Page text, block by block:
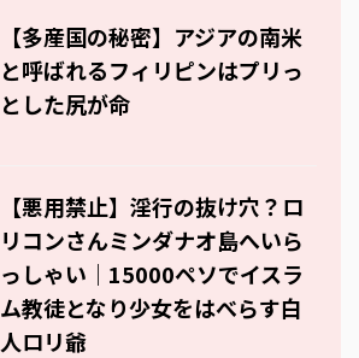
【多産国の秘密】アジアの南米
と呼ばれるフィリピンはプリっ
とした尻が命
【悪用禁止】淫行の抜け穴？ロ
リコンさんミンダナオ島へいら
っしゃい｜15000ペソでイスラ
ム教徒となり少女をはべらす白
人ロリ爺